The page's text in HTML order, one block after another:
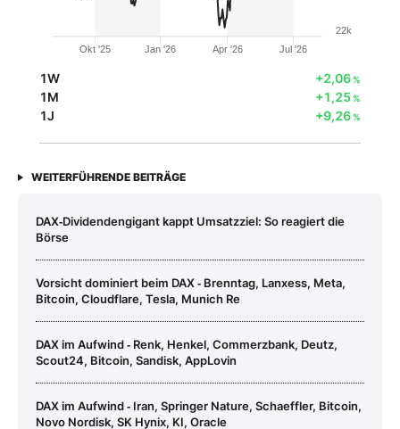
Okt '25 Jan '26 Apr '26 Jul '26
22k
1W +2,06%
1M +1,25%
1J +9,26%
WEITERFÜHRENDE BEITRÄGE
DAX‑Dividendengigant kappt Umsatzziel: So reagiert die
Börse
Vorsicht dominiert beim DAX ‑ Brenntag, Lanxess, Meta,
Bitcoin, Cloudflare, Tesla, Munich Re
DAX im Aufwind ‑ Renk, Henkel, Commerzbank, Deutz,
Scout24, Bitcoin, Sandisk, AppLovin
DAX im Aufwind ‑ Iran, Springer Nature, Schaeffler, Bitcoin,
Novo Nordisk, SK Hynix, KI, Oracle